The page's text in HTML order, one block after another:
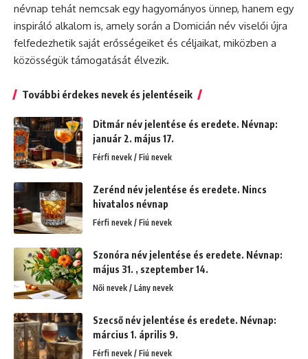
névnap tehát nemcsak egy hagyományos ünnep, hanem egy
inspiráló alkalom is, amely során a Domicián név viselői újra
felfedezhetik saját erősségeiket és céljaikat, miközben a
közösségük támogatását élvezik.
További érdekes nevek és jelentéseik
Ditmár név jelentése és eredete. Névnap:
január 2. május 17.
Férfi nevek / Fiú nevek
Zerénd név jelentése és eredete. Nincs
hivatalos névnap
Férfi nevek / Fiú nevek
Szonóra név jelentése és eredete. Névnap:
május 31. , szeptember 14.
Női nevek / Lány nevek
Szecső név jelentése és eredete. Névnap:
március 1. április 9.
Férfi nevek / Fiú nevek